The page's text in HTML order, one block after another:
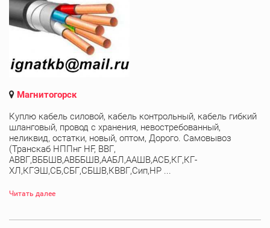
Магнитогорск
Куплю кабель силовой, кабель контрольный, кабель гибкий
шланговый, провод с хранения, невостребованный,
неликвид, остатки, новый, оптом, Дорого. Самовывоз
(Транскаб НППнг HF, ВВГ,
АВВГ,ВББШВ,АВББШВ,ААБЛ,ААШВ,АСБ,КГ,КГ-
ХЛ,КГЭШ,СБ,СБГ,СБШВ,КВВГ,Сип,НР ...
Читать далее